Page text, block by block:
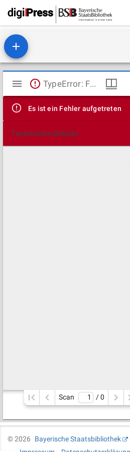
Mirador
Viewer
TypeError: Failed to fetch
Es ist ein Fehler aufgetreten
Technische Details
Scan / 0
©2026
Bayerische Staatsbibliothek